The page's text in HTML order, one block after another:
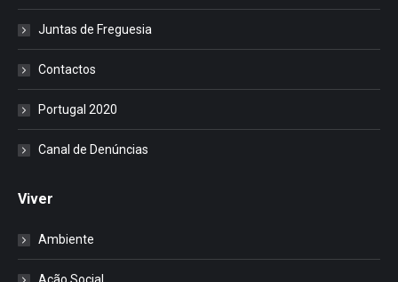
Juntas de Freguesia
Contactos
Portugal 2020
Canal de Denúncias
Viver
Ambiente